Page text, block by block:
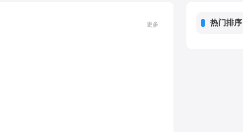
更多 热门排序